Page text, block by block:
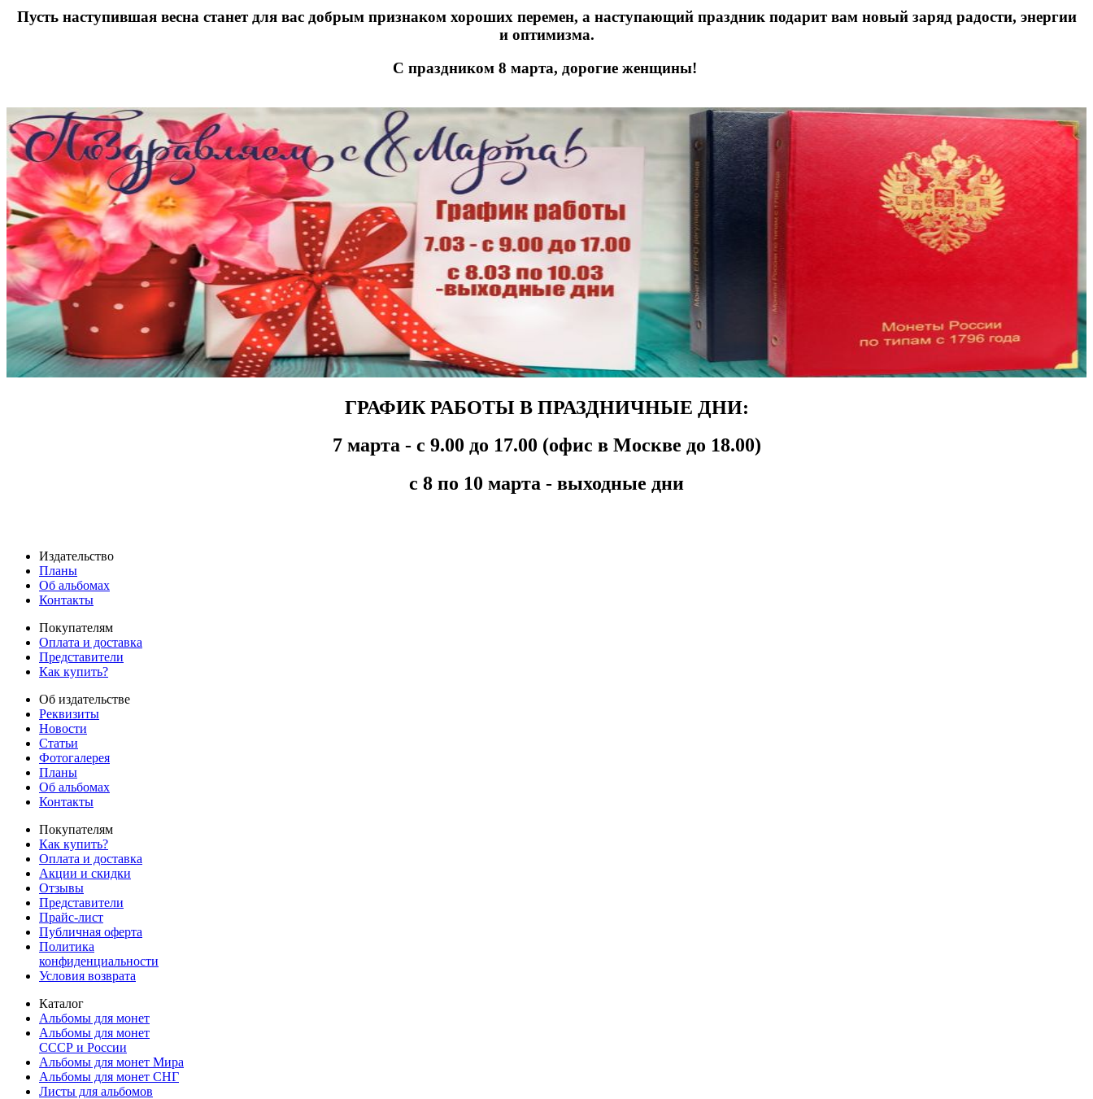
Пусть наступившая весна станет для вас добрым признаком хороших перемен, а наступающий праздник подарит вам новый заряд радости, энергии
и оптимизма.
С праздником 8 марта, дорогие женщины!
ГРАФИК РАБОТЫ В ПРАЗДНИЧНЫЕ ДНИ:
7 марта - с 9.00 до 17.00 (офис в Москве до 18.00)
с 8 по 10 марта - выходные дни
Издательство
Планы
Об альбомах
Контакты
Покупателям
Оплата и доставка
Представители
Как купить?
Об издательстве
Реквизиты
Новости
Статьи
Фотогалерея
Планы
Об альбомах
Контакты
Покупателям
Как купить?
Оплата и доставка
Акции и скидки
Отзывы
Представители
Прайс-лист
Публичная оферта
Политика
конфиденциальности
Условия возврата
Каталог
Альбомы для монет
Альбомы для монет
СССР и России
Альбомы для монет Мира
Альбомы для монет СНГ
Листы для альбомов